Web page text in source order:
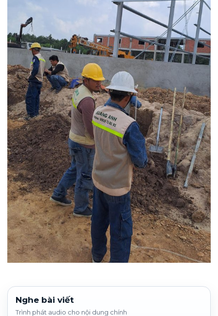
Nghe bài viết
Trình phát audio cho nội dung chính